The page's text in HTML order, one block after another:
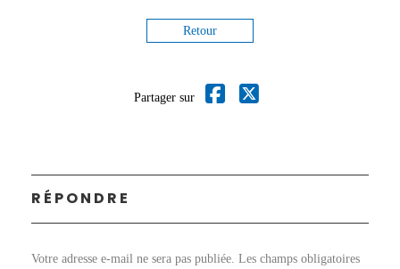
Retour
Partager sur
RÉPONDRE
Votre adresse e-mail ne sera pas publiée. Les champs obligatoires